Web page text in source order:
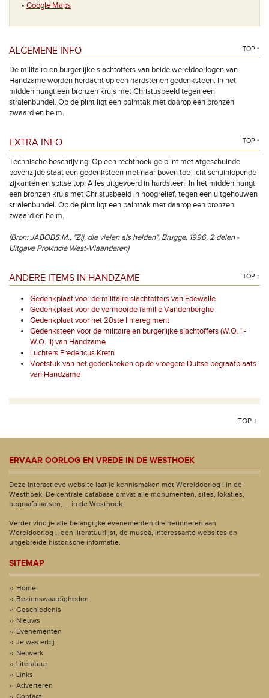
• Google Maps
ALGEMENE INFO TOP ↑
De militaire en burgerlijke slachtoffers van beide wereldoorlogen van
Handzame worden herdacht op een hardstenen gedenksteen. In het
midden hangt een bronzen kruis met Christusbeeld tegen een
stralenbundel. Op de plint ligt een palmtak met daarop een bronzen
zwaard en helm.
EXTRA INFO TOP ↑
Technische beschrijving: Op een rechthoekige plint met afgeschuinde
bovenzijde staat een gedenksteen met naar boven toe licht schuinlopende
zijkanten en spitse top. Alles uitgevoerd in hardsteen. In het midden hangt
een bronzen kruis met Christusbeeld in hoogreliëf, tegen een uitgehouwen
stralenbundel. Op de plint ligt een palmtak met daarop een bronzen
zwaard en helm.
(Bron: JABOBS M., "Zij, die vielen als helden", Brugge, 1996, 2 delen -
Uitgave Provincie West-Vlaanderen)
ANDERE ITEMS IN HANDZAME TOP ↑
Gedenkplaat voor de militaire slachtoffers van Edewalle
Gedenkplaat voor de vermoorde familie Vandenberghe
Gedenkplaat voor het 20ste linieregiment
Gedenksteen voor de militaire en burgerlijke slachtoffers (W.O. I -
W.O. II) van Handzame
Luchters Fredericus Kretn
Voetstuk van het gedenkteken op de vroegere Duitse begraafplaats
van Handzame
TOP ↑
ERVAAR OORLOG EN VREDE IN DE WESTHOEK
Deze interactieve website laat je kennismaken met Wereldoorlog I in de
Westhoek. De centrale database omvat alle monumenten, sites, lokaties,
begraafplaatsen, ... in de Westhoek.
Verder vind je alle belangrijke evenementen die herinneren aan
Wereldoorlog I, een literatuurlijst, de musea, interessante websites en
uitgebreide historische informatie.
SITEMAP
Home
Bezienswaardigheden
Geschiedenis
Nieuws
Evenementen
Je was erbij
Netwerk
Literatuur
Links
Adverteren
Contact